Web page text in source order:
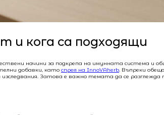
и кога са подходящи
начини за подкрепа на имунната система и
добавки, като спрея на InnoVAherb. Въпреки
Затова е важно темата да се